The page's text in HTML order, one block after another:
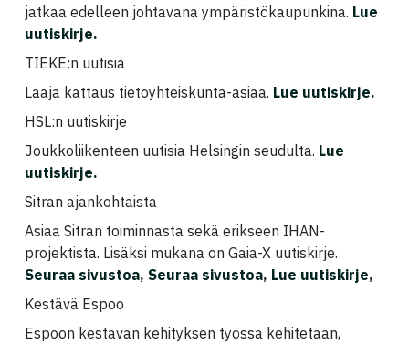
jatkaa edelleen johtavana ympäristökaupunkina. Lue
uutiskirje.
TIEKE:n uutisia
Laaja kattaus tietoyhteiskunta-asiaa. Lue uutiskirje.
HSL:n uutiskirje
Joukkoliikenteen uutisia Helsingin seudulta. Lue
uutiskirje.
Sitran ajankohtaista
Asiaa Sitran toiminnasta sekä erikseen IHAN-
projektista. Lisäksi mukana on Gaia-X uutiskirje.
Seuraa sivustoa, Seuraa sivustoa, Lue uutiskirje,
Kestävä Espoo
Espoon kestävän kehityksen työssä kehitetään,